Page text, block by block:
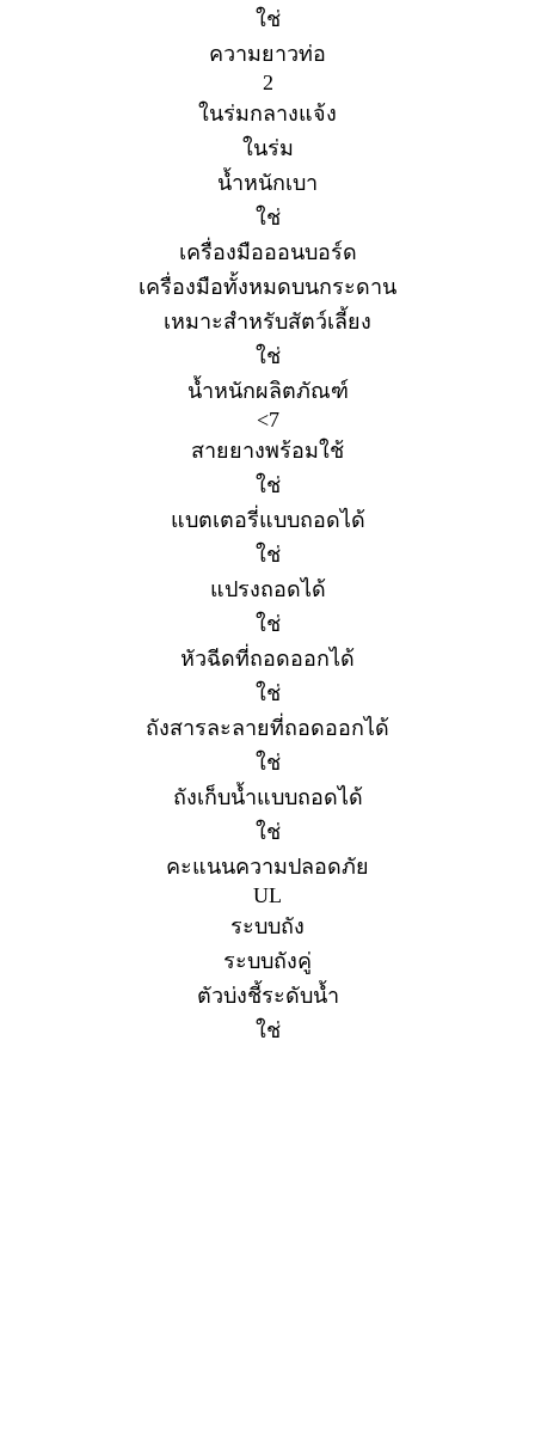
ใช่
ความยาวท่อ
2
ในร่มกลางแจ้ง
ในร่ม
น้ำหนักเบา
ใช่
เครื่องมือออนบอร์ด
เครื่องมือทั้งหมดบนกระดาน
เหมาะสำหรับสัตว์เลี้ยง
ใช่
น้ำหนักผลิตภัณฑ์
<7
สายยางพร้อมใช้
ใช่
แบตเตอรี่แบบถอดได้
ใช่
แปรงถอดได้
ใช่
หัวฉีดที่ถอดออกได้
ใช่
ถังสารละลายที่ถอดออกได้
ใช่
ถังเก็บน้ำแบบถอดได้
ใช่
คะแนนความปลอดภัย
UL
ระบบถัง
ระบบถังคู่
ตัวบ่งชี้ระดับน้ำ
ใช่